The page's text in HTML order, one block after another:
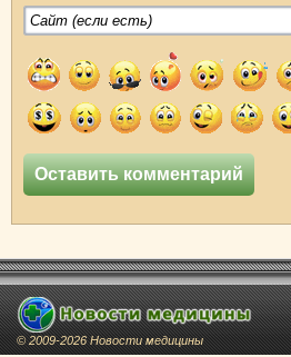
© 2009-2026 Новости медицины